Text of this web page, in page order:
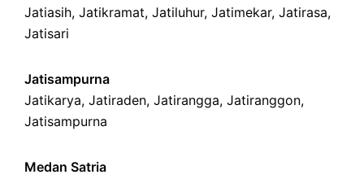
Jatiasih, Jatikramat, Jatiluhur, Jatimekar, Jatirasa,
Jatisari
Jatisampurna
Jatikarya, Jatiraden, Jatirangga, Jatiranggon,
Jatisampurna
Medan Satria